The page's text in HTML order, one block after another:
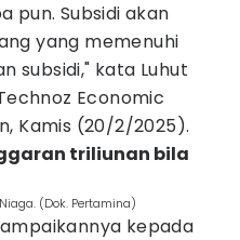
pun. Subsidi akan
yang memenuhi
subsidi," kata Luhut
Economic
Kamis (20/2/2025).
triliunan bila
(Dok. Pertamina)
kepada